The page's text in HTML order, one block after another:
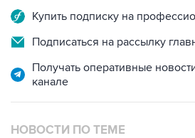
Купить подписку на
Подписаться на рассылку
Получать оперативные
канале
НОВОСТИ ПО ТЕМЕ